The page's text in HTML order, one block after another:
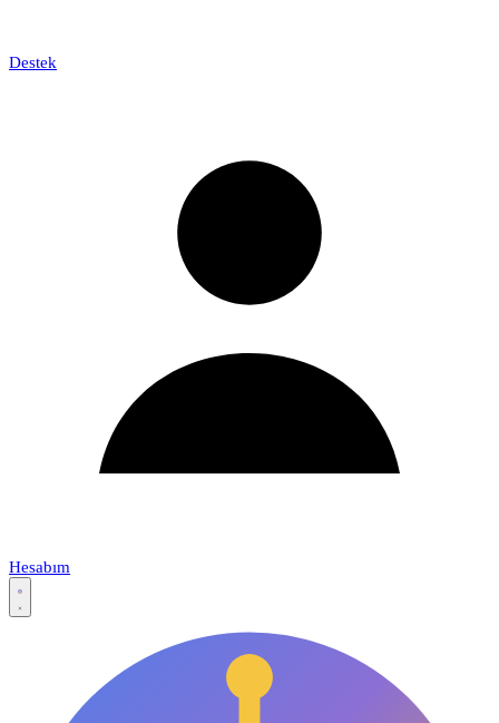
Destek
Hesabım